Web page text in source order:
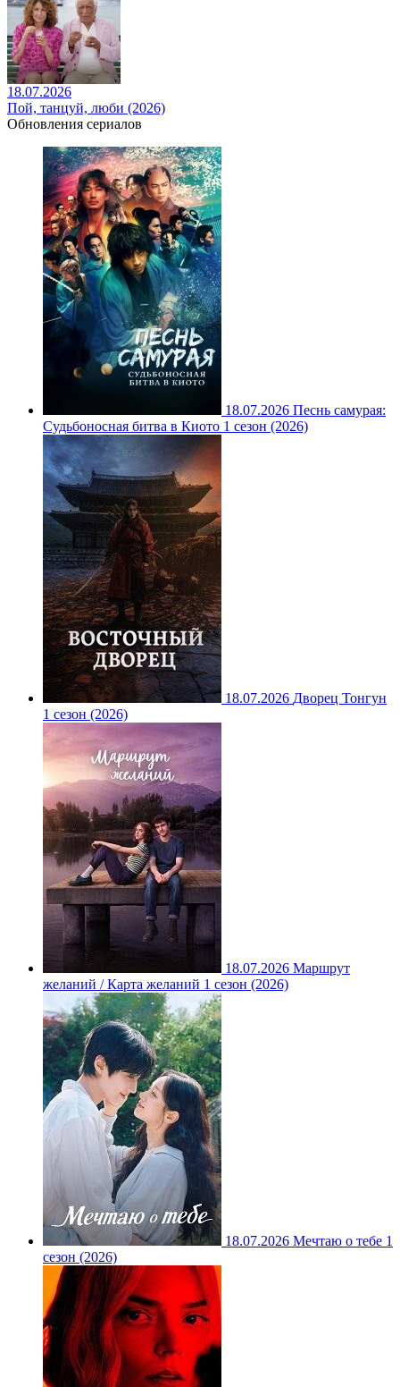
18.07.2026
Пой, танцуй, люби (2026)
Обновления сериалов
18.07.2026 Песнь самурая:
Судьбоносная битва в Киото 1 сезон (2026)
18.07.2026 Дворец Тонгун
1 сезон (2026)
18.07.2026 Маршрут
желаний / Карта желаний 1 сезон (2026)
18.07.2026 Мечтаю о тебе 1
сезон (2026)